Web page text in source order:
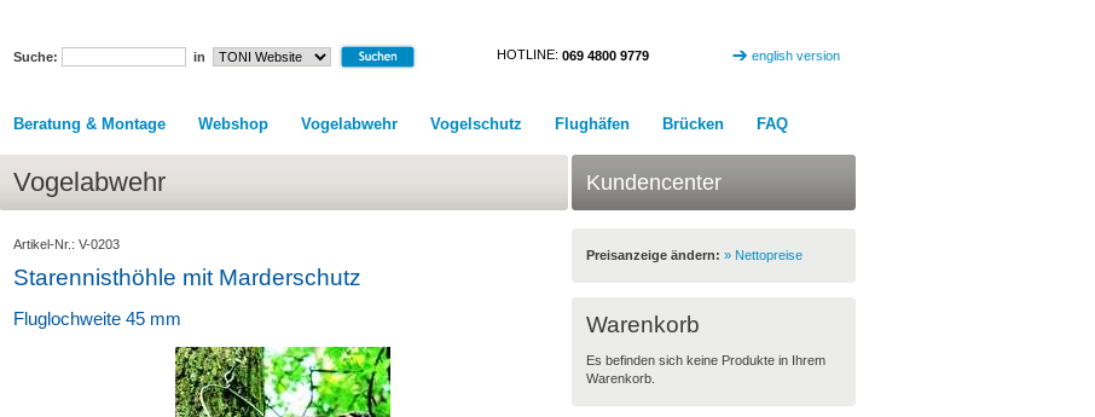
Suche: in HOTLINE: 069 4800 9779 english version
Beratung & Montage Webshop Vogelabwehr Vogelschutz Flughäfen Brücken FAQ
Vogelabwehr
Artikel-Nr.: V-0203
Starennisthöhle mit Marderschutz
Fluglochweite 45 mm
Kundencenter
Preisanzeige ändern: » Nettopreise
Warenkorb
Es befinden sich keine Produkte in Ihrem
Warenkorb.